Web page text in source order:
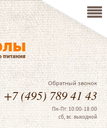
Обратный звонок
+7 (495) 789 41 43
Пн-Пт: 10:00-18:00
сб, вс: выходной